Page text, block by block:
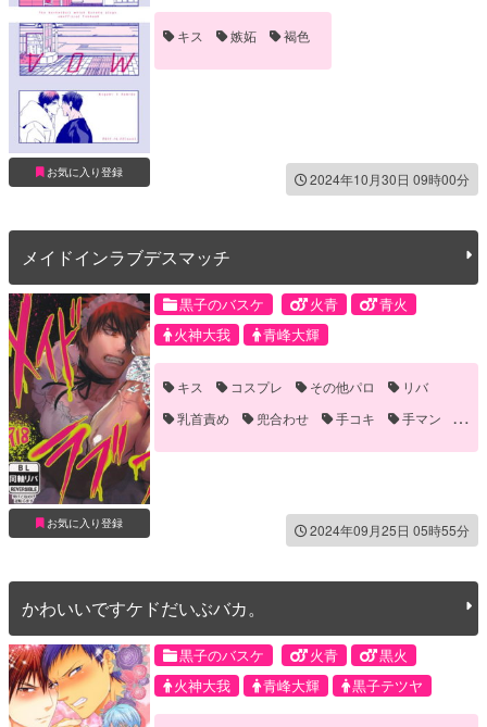
お気に入り登録
キス 嫉妬 褐色
2024年10月30日 09時00分
メイドインラブデスマッチ
お気に入り登録
黒子のバスケ 火青
青火
火神大我
青峰大輝
キス コスプレ その他パロ
リバ
乳首責め
兜合わせ 手コキ
手マン
拘束
笑える(ギャグ) 褐色
2024年09月25日 05時55分
かわいいですケドだいぶバカ。
黒子のバスケ 火青
黒火
火神大我
青峰大輝 黒子テツヤ